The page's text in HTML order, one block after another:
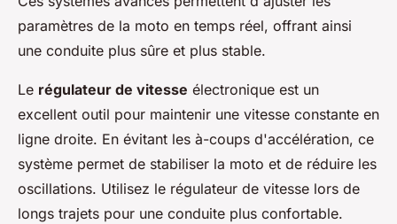
paramètres de la moto en temps réel, offrant ainsi
une conduite plus sûre et plus stable.
Le régulateur de vitesse électronique est un
excellent outil pour maintenir une vitesse constante en
ligne droite. En évitant les à-coups d'accélération, ce
système permet de stabiliser la moto et de réduire les
oscillations. Utilisez le régulateur de vitesse lors de
longs trajets pour une conduite plus confortable.